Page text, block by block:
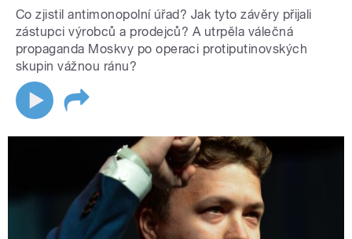
Co zjistil antimonopolní úřad? Jak tyto závěry přijali
zástupci výrobců a prodejců? A utrpěla válečná
propaganda Moskvy po operaci protiputinovských
skupin vážnou ránu?